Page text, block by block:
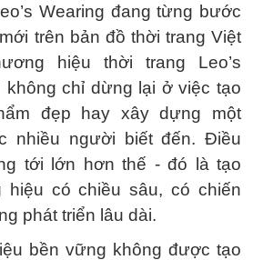
Wearing đang từng bước
trên bản đồ thời trang Việt
hiệu thời trang Leo’s
không chỉ dừng lại ở việc tạo
đẹp hay xây dựng một
nhiều người biết đến. Điều
tới lớn hơn thế - đó là tạo
hiệu có chiều sâu, có chiến
phát triển lâu dài.
bền vững không được tạo